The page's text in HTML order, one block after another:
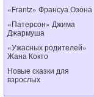
«Frantz» Франсуа Озона
«Патерсон» Джима
Джармуша
«Ужасных родителей»
Жана Кокто
Новые сказки для
взрослых